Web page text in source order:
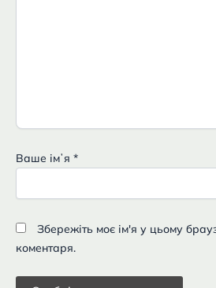
Ваше імʼя *
Збережіть моє ім'я у цьому
коментаря.